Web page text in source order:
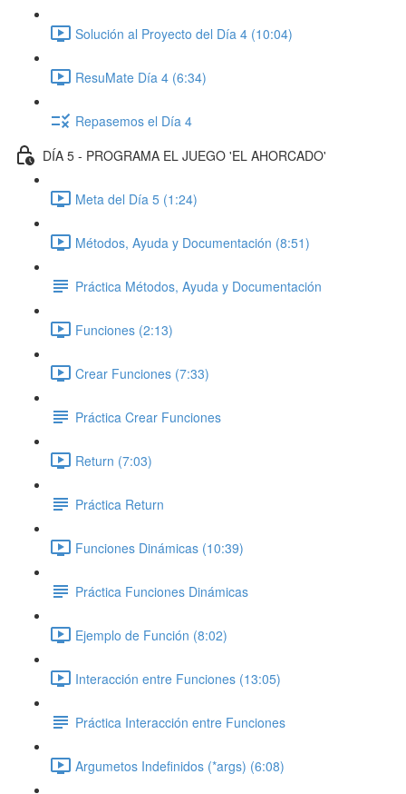
Solución al Proyecto del Día 4 (10:04)
ResuMate Día 4 (6:34)
Repasemos el Día 4
DÍA 5 - PROGRAMA EL JUEGO 'EL AHORCADO'
Meta del Día 5 (1:24)
Métodos, Ayuda y Documentación (8:51)
Práctica Métodos, Ayuda y Documentación
Funciones (2:13)
Crear Funciones (7:33)
Práctica Crear Funciones
Return (7:03)
Práctica Return
Funciones Dinámicas (10:39)
Práctica Funciones Dinámicas
Ejemplo de Función (8:02)
Interacción entre Funciones (13:05)
Práctica Interacción entre Funciones
Argumetos Indefinidos (*args) (6:08)